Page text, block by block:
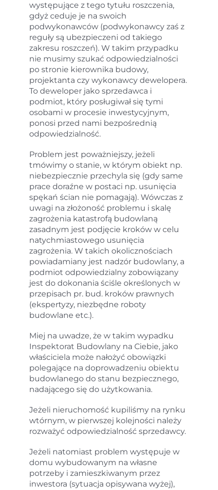
występujące z tego tytułu roszczenia,
gdyż ceduje je na swoich
podwykonawców (podwykonawcy zaś z
reguły są ubezpieczeni od takiego
zakresu roszczeń). W takim przypadku
nie musimy szukać odpowiedzialności
po stronie kierownika budowy,
projektanta czy wykonawcy dewelopera.
To deweloper jako sprzedawca i
podmiot, który posługiwał się tymi
osobami w procesie inwestycyjnym,
ponosi przed nami bezpośrednią
odpowiedzialność.
Problem jest poważniejszy, jeżeli
tmówimy o stanie, w którym obiekt np.
niebezpiecznie przechyla się (gdy same
prace doraźne w postaci np. usunięcia
spękań ścian nie pomagają). Wówczas z
uwagi na złożoność problemu i skalę
zagrożenia katastrofą budowlaną
zasadnym jest podjęcie kroków w celu
natychmiastowego usunięcia
zagrożenia. W takich okolicznościach
powiadamiany jest nadzór budowlany, a
podmiot odpowiedzialny zobowiązany
jest do dokonania ściśle określonych w
przepisach pr. bud. kroków prawnych
(ekspertyzy, niezbędne roboty
budowlane etc.).
Miej na uwadze, że w takim wypadku
Inspektorat Budowlany na Ciebie, jako
właściciela może nałożyć obowiązki
polegające na doprowadzeniu obiektu
budowlanego do stanu bezpiecznego,
nadającego się do użytkowania.
Jeżeli nieruchomość kupiliśmy na rynku
wtórnym, w pierwszej kolejności należy
rozważyć odpowiedzialność sprzedawcy.
Jeżeli natomiast problem występuje w
domu wybudowanym na własne
potrzeby i zamieszkiwanym przez
inwestora (sytuacja opisywana wyżej),